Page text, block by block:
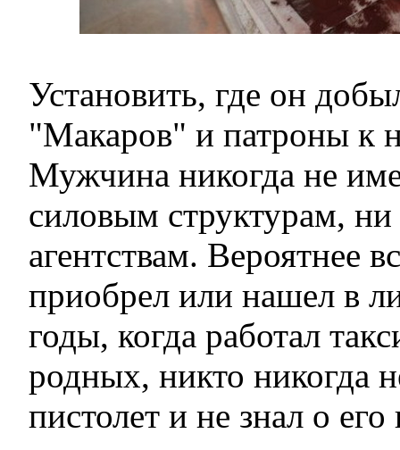
Установить, где он
"Макаров" и патроны к
Мужчина никогда не
силовым структурам,
агентствам. Вероятнее
приобрел или нашел в
годы, когда работал
родных, никто никогда
пистолет и не знал о